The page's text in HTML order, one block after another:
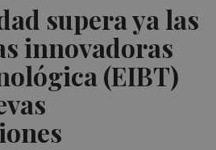
supera ya las
innovadoras
(EIBT)